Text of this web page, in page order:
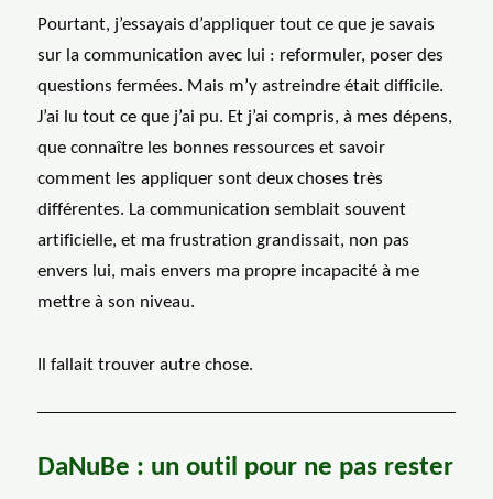
Pourtant, j’essayais d’appliquer tout ce que je savais
sur la communication avec lui : reformuler, poser des
questions fermées. Mais m’y astreindre était difficile.
J’ai lu tout ce que j’ai pu. Et j’ai compris, à mes dépens,
que connaître les bonnes ressources et savoir
comment les appliquer sont deux choses très
différentes. La communication semblait souvent
artificielle, et ma frustration grandissait, non pas
envers lui, mais envers ma propre incapacité à me
mettre à son niveau.
Il fallait trouver autre chose.
DaNuBe : un outil pour ne pas rester